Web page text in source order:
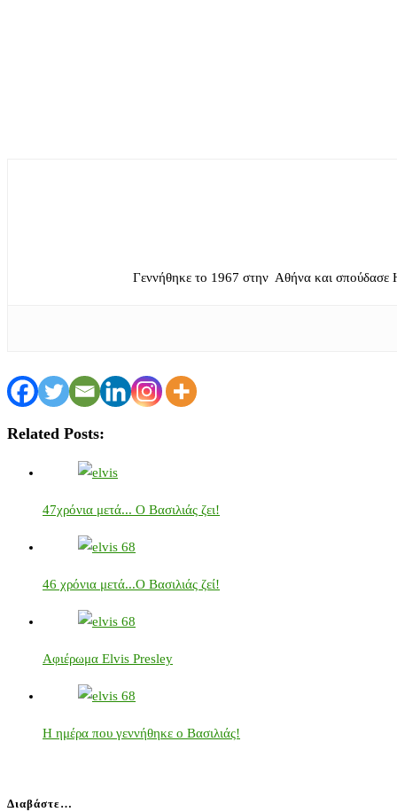
Γεννήθηκε το 1967 στην Αθήνα και σπούδασε
Related Posts:
47χρόνια μετά... Ο Βασιλιάς ζει!
46 χρόνια μετά...Ο Βασιλιάς ζεί!
Αφιέρωμα Elvis Presley
Η ημέρα που γεννήθηκε ο Βασιλιάς!
Διαβάστε…